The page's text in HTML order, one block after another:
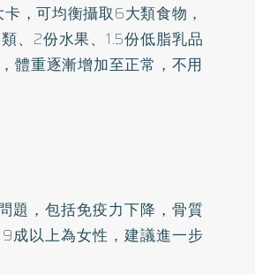
，可均衡攝取6大類食物，
、2份水果、1.5份低脂乳品
體重逐漸增加至正常，不用
題，包括免疫力下降，骨質
成以上為女性，建議進一步